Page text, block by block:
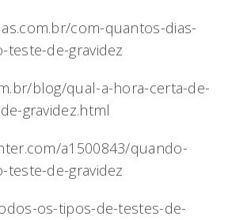
com-quantos-dias-
teste-de-gravidez
blog/qual-a-hora-certa-de-
gravidez.html
a1500843/quando-
teste-de-gravidez
os-tipos-de-testes-de-